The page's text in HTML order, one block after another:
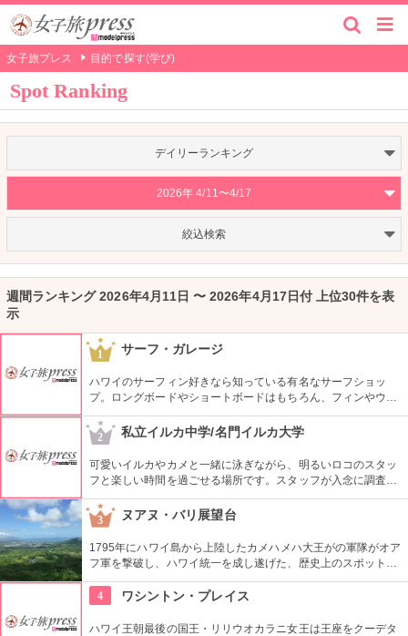
女子旅プレス 目的で探す(学び)
Spot Ranking
デイリーランキング
2026年 4/11〜4/17
絞込検索
週間ランキング 2026年4月11日 〜 2026年4月17日付 上位30件を表
示
1 サーフ・ガレージ
ハワイのサーフィン好きなら知っている有名なサーフショッ
プ。ロングボードやショートボードはもちろん、フィンやウェ
ットスーツまでなんでも相談できる専門店。 ボードのレンタル
や保管も行っています。
2 私立イルカ中学/名門イルカ大学
可愛いイルカやカメと一緒に泳ぎながら、明るいロコのスタッ
フと楽しい時間を過ごせる場所です。スタッフが入念に調査す
るため、イルカ遭遇率の高さも評判。マリンスポーツやダンス
やフラなどの“授業”もあります。“卒業”時の達成感は一緒の思い
出になりそうですね。
3 ヌアヌ・バリ展望台
1795年にハワイ島から上陸したカメハメハ大王がの軍隊がオア
フ軍を撃破し、ハワイ統一を成し遂げた、歴史上のスポットで
もあります。切り立つ断崖高さ900メートルにものぼり、ここ
から広がる絶景は感動モノ。海から吹く風は強烈です。
4 ワシントン・プレイス
ハワイ王朝最後の国王・リリウオカラニ女王は王座をクーデタ